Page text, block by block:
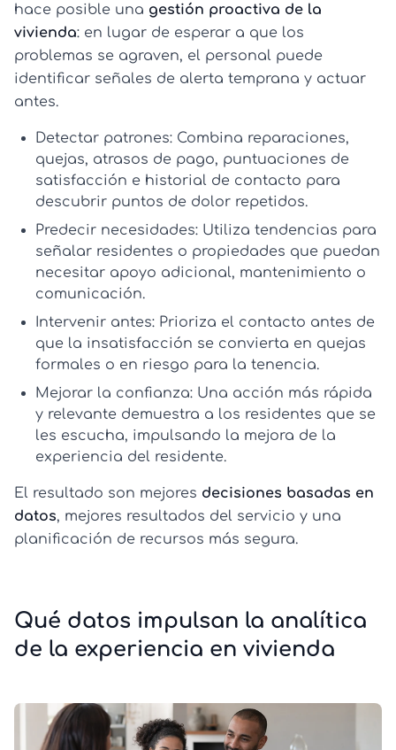
hace posible una gestión proactiva de la
vivienda: en lugar de esperar a que los
problemas se agraven, el personal puede
identificar señales de alerta temprana y actuar
antes.
Detectar patrones: Combina reparaciones,
quejas, atrasos de pago, puntuaciones de
satisfacción e historial de contacto para
descubrir puntos de dolor repetidos.
Predecir necesidades: Utiliza tendencias para
señalar residentes o propiedades que puedan
necesitar apoyo adicional, mantenimiento o
comunicación.
Intervenir antes: Prioriza el contacto antes de
que la insatisfacción se convierta en quejas
formales o en riesgo para la tenencia.
Mejorar la confianza: Una acción más rápida
y relevante demuestra a los residentes que se
les escucha, impulsando la mejora de la
experiencia del residente.
El resultado son mejores decisiones basadas en
datos, mejores resultados del servicio y una
planificación de recursos más segura.
Qué datos impulsan la analítica
de la experiencia en vivienda